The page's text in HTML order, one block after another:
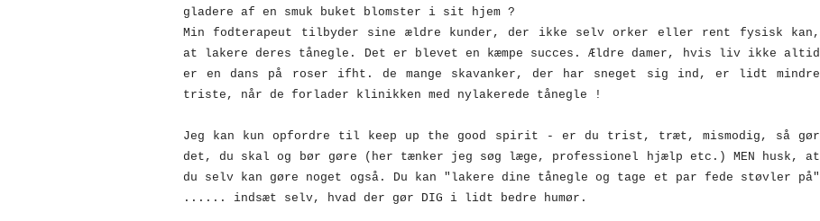
gladere af en smuk buket blomster i sit hjem ?
Min fodterapeut tilbyder sine ældre kunder, der ikke selv orker eller rent fysisk kan,
at lakere deres tånegle. Det er blevet en kæmpe succes. Ældre damer, hvis liv ikke altid
er en dans på roser ifht. de mange skavanker, der har sneget sig ind, er lidt mindre
triste, når de forlader klinikken med nylakerede tånegle !
Jeg kan kun opfordre til keep up the good spirit - er du trist, træt, mismodig, så gør
det, du skal og bør gøre (her tænker jeg søg læge, professionel hjælp etc.) MEN husk, at
du selv kan gøre noget også. Du kan "lakere dine tånegle og tage et par fede støvler på"
...... indsæt selv, hvad der gør DIG i lidt bedre humør.